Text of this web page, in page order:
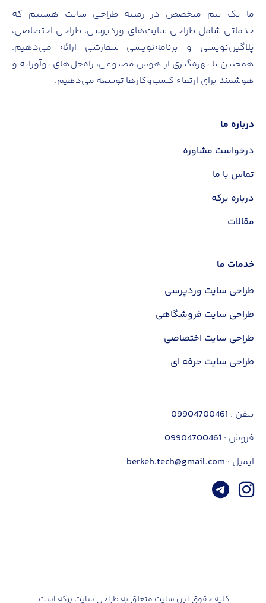
مبلغ سفارش شما:
ما یک تیم متخصص در زمینه طراحی سایت هستیم که
خدماتی شامل طراحی سایت‌های وردپرسی، طراحی اختصاصی،
پلاگین‌نویسی و برنامه‌نویسی سفارشی ارائه می‌دهیم.
همچنین با بهره‌گیری از هوش مصنوعی، راه‌حل‌های نوآورانه و
هوشمند برای ارتقاء کسب‌وکارها توسعه می‌دهیم.
درباره ما
درخواست مشاوره
تماس با ما
درباره برکه
مقالات
خدمات ما
طراحی سایت وردپرسی
طراحی سایت فروشگاهی
طراحی سایت اختصاصی
طراحی سایت حرفه ای
تلفن : 09904700461
فروش : 09904700461
ایمیل : berkeh.tech@gmail.com
کلیه حقوق این سایت متعلق به طراحی سایت برکه است.